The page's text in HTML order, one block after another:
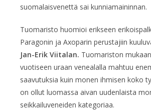
suomalaisvenettä sai kunniamaininnan.
Tuomaristo huomioi erikseen
Paragonin ja Axoparin perustajiin
Jan-Erik Viitalan. Tuomariston
vuotiseen uraan venealalla mahtuu
saavutuksia kuin monen ihmisen koko
on ollut luomassa aivan uudenlaista
seikkailuveneiden kategoriaa.